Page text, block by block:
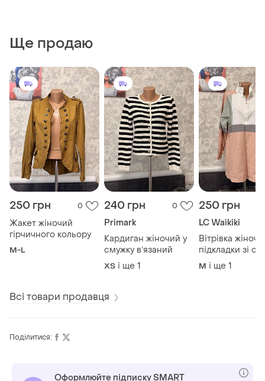
Ще продаю
250 грн 0
Жакет жіночий
гірчичного кольору
M-L
240 грн 0
Primark
Кардиган жіночий у
смужку вʼязаний
ХS і ще 1
250 грн
LC Waikiki
Вітрівка
підкладки зі
смужками
M і ще 1
Всі товари продавця
Поділитися:
Оформлюйте підписку SMART